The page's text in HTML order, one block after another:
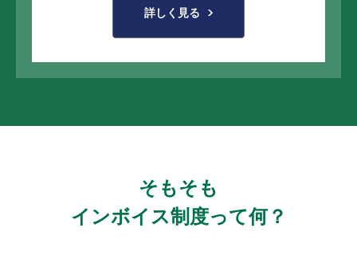
詳しく見る
そもそも
インボイス制度って何？